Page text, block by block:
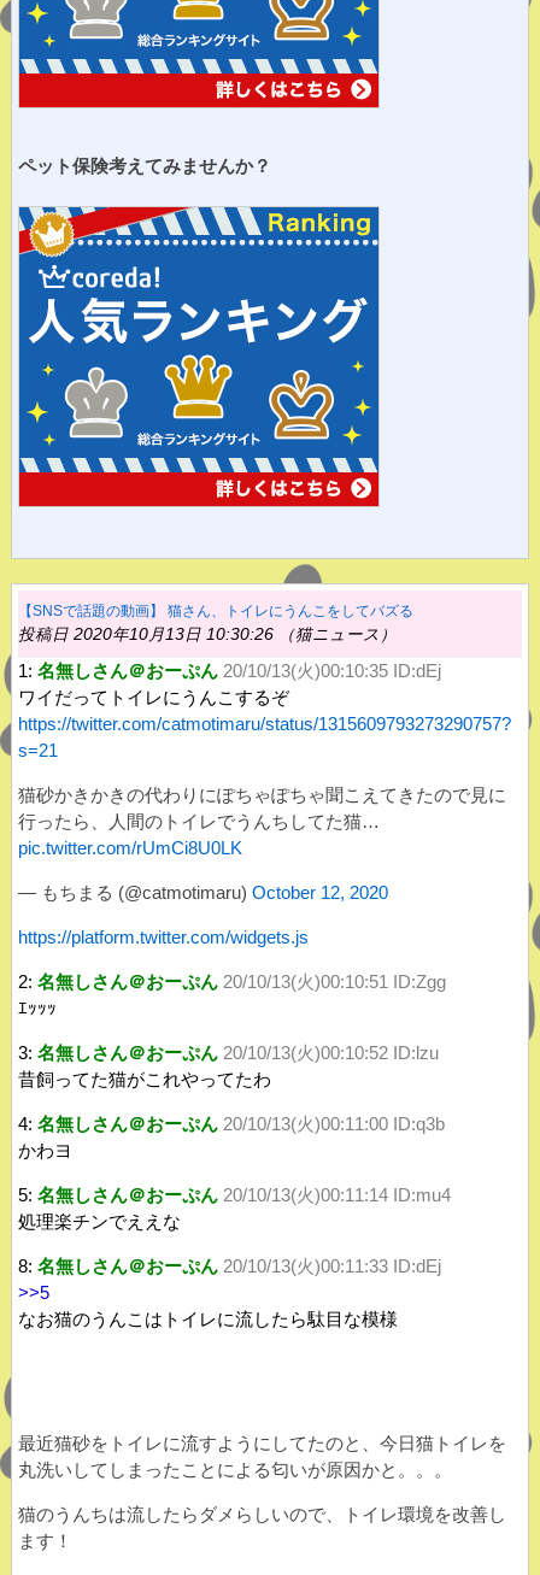
ペット保険考えてみませんか？
【SNSで話題の動画】 猫さん、トイレにうんこをしてバズる
投稿日 2020年10月13日 10:30:26 （猫ニュース）
1: 名無しさん＠おーぷん 20/10/13(火)00:10:35 ID:dEj
ワイだってトイレにうんこするぞ
https://twitter.com/catmotimaru/status/1315609793273290757?
s=21
猫砂かきかきの代わりにぽちゃぽちゃ聞こえてきたので見に
行ったら、人間のトイレでうんちしてた猫…
pic.twitter.com/rUmCi8U0LK
— もちまる (@catmotimaru) October 12, 2020
https://platform.twitter.com/widgets.js
2: 名無しさん＠おーぷん 20/10/13(火)00:10:51 ID:Zgg
ｴｯｯｯ
3: 名無しさん＠おーぷん 20/10/13(火)00:10:52 ID:lzu
昔飼ってた猫がこれやってたわ
4: 名無しさん＠おーぷん 20/10/13(火)00:11:00 ID:q3b
かわヨ
5: 名無しさん＠おーぷん 20/10/13(火)00:11:14 ID:mu4
処理楽チンでええな
8: 名無しさん＠おーぷん 20/10/13(火)00:11:33 ID:dEj
>>5
なお猫のうんこはトイレに流したら駄目な模様
最近猫砂をトイレに流すようにしてたのと、今日猫トイレを
丸洗いしてしまったことによる匂いが原因かと。。。
猫のうんちは流したらダメらしいので、トイレ環境を改善し
ます！